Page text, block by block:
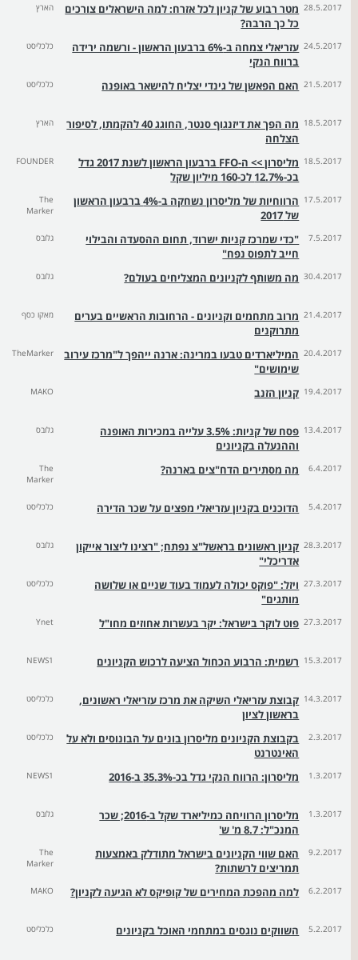
28.5.2017 מטר רבוע של קניון לכל אזרח: למה הישראלים צורכים
כל כך הרבה?
הארץ
24.5.2017
עזריאלי צמחה ב-6% ברבעון הראשון - ורשמה ירידה
ברווח הנקי
כלכליסט
21.5.2017 האם הפאשן של גינדי יצליח להישאר באופנה כלכליסט
18.5.2017
מה הפך את דיזנגוף סנטר, החוגג 40 להקמתו, לסיפור
הצלחה
הארץ
18.5.2017
מליסרון >> ה-FFO ברבעון הראשון לשנת 2017 גדל
בכ-12.7% לכ-160 מיליון שקל
FOUNDER
17.5.2017
הרווחיות של מליסרון נשחקה ב-4% ברבעון הראשון
של 2017
The
Marker
7.5.2017
"כדי שמרכז קניות ישרוד, תחום ההסעדה והבילוי
חייב לתפוס נפח"
גלובס
30.4.2017 מה משותף לקניונים המצליחים בעולם? גלובס
21.4.2017 מרוב מתחמים וקניונים - הרחובות הראשיים בערים
מתרוקנים
מאקו כסף
20.4.2017 המיליארדים טבעו במרינה: ארנה ייהפך ל"מרכז עירוב
שימושים"
TheMarker
19.4.2017 קניון הזנב MAKO
13.4.2017
פסח של קניות: 3.5% עלייה במכירות האופנה
וההנעלה בקניונים
גלובס
6.4.2017 מה מסתירים הדח"צים בארנה?
The
Marker
5.4.2017 הדוכנים בקניון עזריאלי מפצים על שכר הדירה כלכליסט
28.3.2017 קניון ראשונים בראשל"צ נפתח; "רצינו ליצור אייקון
אדריכלי"
גלובס
27.3.2017 ויזל: "פוקס יכולה לעמוד בעוד שניים או שלושה
מותגים"
כלכליסט
27.3.2017 פוט לוקר בישראל: יקר בעשרות אחוזים מחו"ל Ynet
15.3.2017 רשמית: הרבוע הכחול הציעה לרכוש הקניונים NEWS1
14.3.2017 קבוצת עזריאלי השיקה את מרכז עזריאלי ראשונים,
בראשון לציון
כלכליסט
2.3.2017
בקבוצת הקניונים מליסרון בונים על הבונוסים ולא על
האינטרנט
כלכליסט
1.3.2017 מליסרון: הרווח הנקי גדל בכ-35.3% ב-2016 NEWS1
1.3.2017
מליסרון הרוויחה כמיליארד שקל ב-2016; שכר
המנכ"ל: 8.7 מ' ש'
גלובס
9.2.2017
האם שווי הקניונים בישראל מתודלק באמצעות
תמריצים לרשתות?
The
Marker
6.2.2017 למה מהפכת המחירים של קופיקס לא הגיעה לקניון? MAKO
5.2.2017 השווקים נוגסים במתחמי האוכל בקניונים כלכליסט